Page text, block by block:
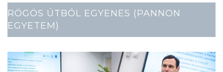
RÖGÖS ÚTBÓL EGYENES (PANNON
EGYETEM)